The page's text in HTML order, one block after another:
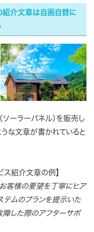
紹介文章は自画自賛に
ーラーパネル）を販売し
な文章が書かれていると
紹介文章の例】
客様の要望を丁寧にヒア
テムのプランを提示いた
障した際のアフターサポ